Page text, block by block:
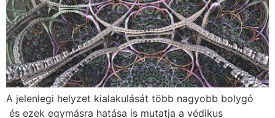
A jelenlegi helyzet kialakulását több nagyobb bolygó
és ezek egymásra hatása is mutatja a védikus